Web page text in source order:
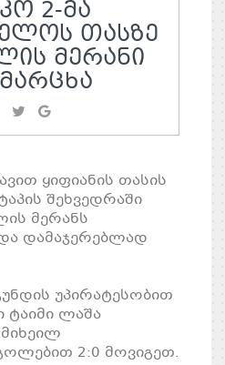
2-ᲛᲐ
ᲗᲐᲡᲖᲔ
ᲛᲔᲠᲐᲜᲘ
ყიფიანის თასის
შეხვედრაში
მერანს
დამაჯერებლად
უპირატესობით
ტაიმი ლაშა
2:0 მოვიგეთ.